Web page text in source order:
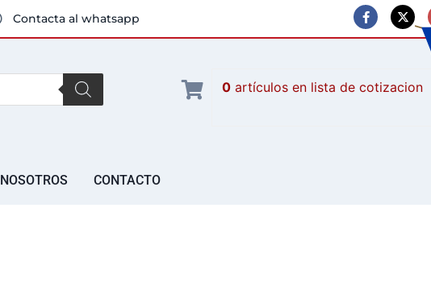
Contacta al whatsapp
0 artículos
NOSOTROS CONTACTO